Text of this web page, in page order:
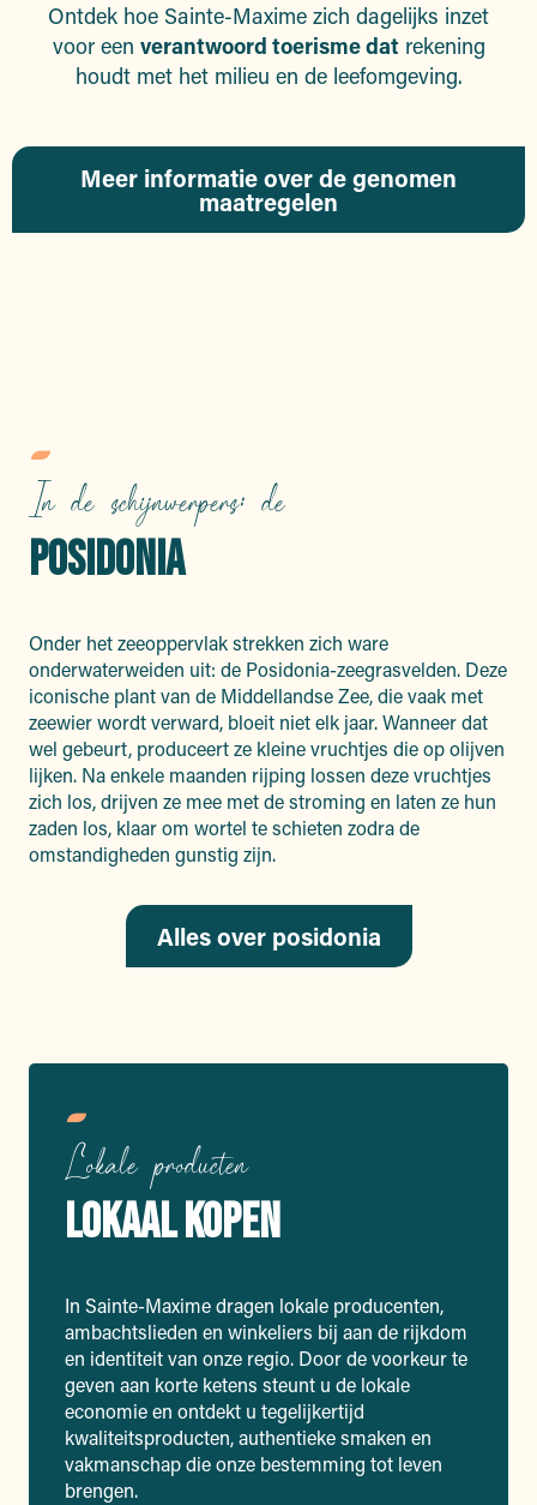
Ontdek hoe Sainte-Maxime zich dagelijks inzet
voor een verantwoord toerisme dat rekening
houdt met het milieu en de leefomgeving.
Meer informatie over de genomen
maatregelen
In de schijnwerpers: de
POSIDONIA
Onder het zeeoppervlak strekken zich ware
onderwaterweiden uit: de Posidonia-zeegrasvelden. Deze
iconische plant van de Middellandse Zee, die vaak met
zeewier wordt verward, bloeit niet elk jaar. Wanneer dat
wel gebeurt, produceert ze kleine vruchtjes die op olijven
lijken. Na enkele maanden rijping lossen deze vruchtjes
zich los, drijven ze mee met de stroming en laten ze hun
zaden los, klaar om wortel te schieten zodra de
omstandigheden gunstig zijn.
Alles over posidonia
Lokale producten
LOKAAL KOPEN
In Sainte-Maxime dragen lokale producenten,
ambachtslieden en winkeliers bij aan de rijkdom
en identiteit van onze regio. Door de voorkeur te
geven aan korte ketens steunt u de lokale
economie en ontdekt u tegelijkertijd
kwaliteitsproducten, authentieke smaken en
vakmanschap die onze bestemming tot leven
brengen.